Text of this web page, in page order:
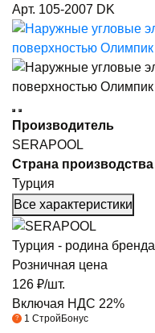
Арт. 105-2007 DK
Производитель
SERAPOOL
Страна производства
Турция
Все характеристики
Турция - родина бренда
Розничная цена
126 ₽/шт.
Включая НДС 22%
? 1 СтройБонус